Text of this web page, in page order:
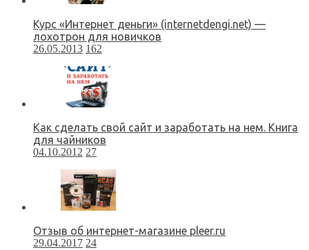
Курс «Интернет деньги» (internetdengi.net) —
лохотрон для новичков
26.05.2013 162
Как сделать свой сайт и заработать на нем. Книга
для чайников
04.10.2012 27
Отзыв об интернет-магазине pleer.ru
29.04.2017 24